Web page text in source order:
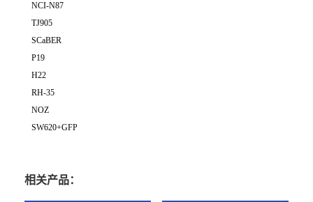
NCI-N87
TJ905
SCaBER
P19
H22
RH-35
NOZ
SW620+GFP
相关产品：